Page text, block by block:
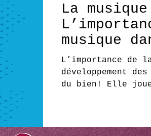
La
musique
enfants
L’importance de
développement
du bien! Elle